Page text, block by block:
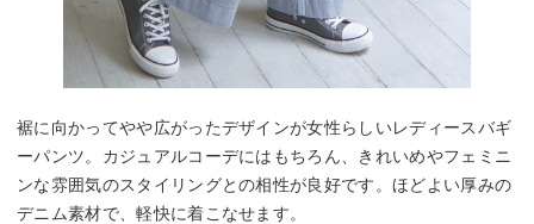
裾に向かってやや広がったデザインが女性らしいレディースバギ
ーパンツ。カジュアルコーデにはもちろん、きれいめやフェミニ
ンな雰囲気のスタイリングとの相性が良好です。ほどよい厚みの
デニム素材で、軽快に着こなせます。